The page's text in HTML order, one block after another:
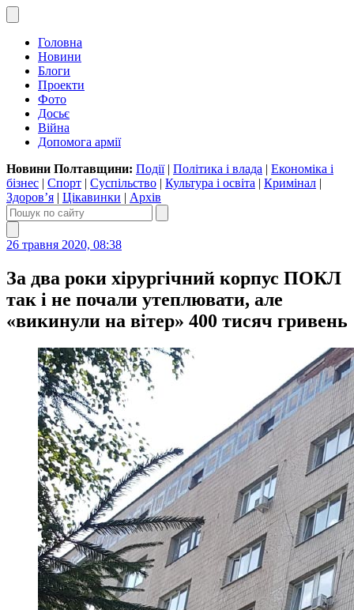
Головна
Новини
Блоги
Проекти
Фото
Досьє
Війна
Допомога армії
Новини Полтавщини: Події| Політика і влада | Економіка і
бізнес | Спорт | Суспільство | Культура і освіта | Кримінал |
Здоров’я | Цікавинки | Архів
26 травня 2020, 08:38
За два роки хірургічний корпус ПОКЛ
так і не почали утеплювати, але
«викинули на вітер» 400 тисяч гривень